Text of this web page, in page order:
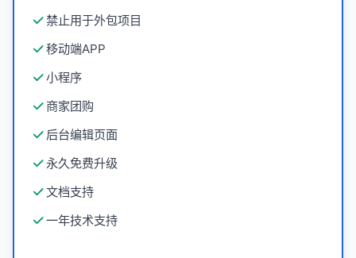
禁止用于外包项目
移动端APP
小程序
商家团购
后台编辑页面
永久免费升级
文档支持
一年技术支持